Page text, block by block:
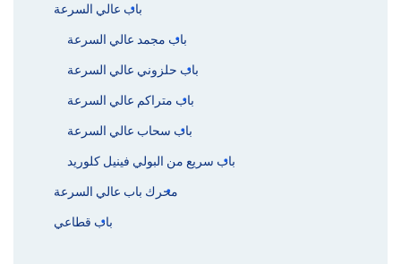
باب عالي السرعة
باب مجمد عالي السرعة
باب حلزوني عالي السرعة
باب متراكم عالي السرعة
باب سحاب عالي السرعة
باب سريع من البولي فينيل كلوريد
محرك باب عالي السرعة
باب قطاعي